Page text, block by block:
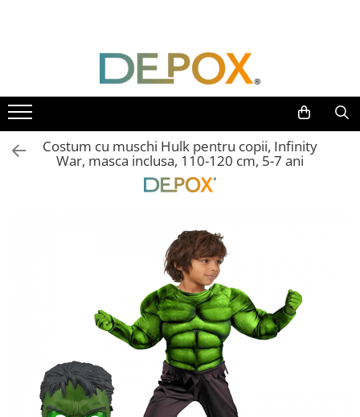
Toate Produsele
SPORT & TIMP LIBER
AUTOAPARARE
Pumnaluri si boxuri
Bastoane telescopice si nunceaguri
Seturi & accesorii autoaparare
VANATOARE, DRUMETII & CAMPING
Briceaguri fluture & antrenament
Accesorii tactice si sport
Accesori camping & drumetii
Lanterne
Costum cu muschi Hulk pentru copii, Infinity
War, masca inclusa, 110-120 cm, 5-7 ani